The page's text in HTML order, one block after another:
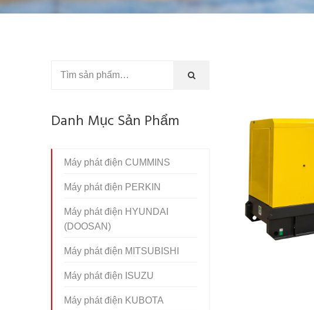
Danh Mục Sản Phẩm
Máy phát điện CUMMINS
Máy phát điện PERKIN
Máy phát điện HYUNDAI
(DOOSAN)
Máy phát điện MITSUBISHI
Máy phát điện ISUZU
Máy phát điện KUBOTA